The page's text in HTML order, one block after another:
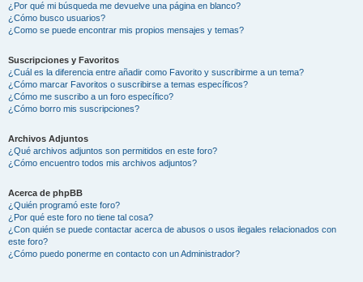
¿Por qué mi búsqueda me devuelve una página en blanco?
¿Cómo busco usuarios?
¿Como se puede encontrar mis propios mensajes y temas?
Suscripciones y Favoritos
¿Cuál es la diferencia entre añadir como Favorito y suscribirme a un tema?
¿Cómo marcar Favoritos o suscribirse a temas específicos?
¿Cómo me suscribo a un foro específico?
¿Cómo borro mis suscripciones?
Archivos Adjuntos
¿Qué archivos adjuntos son permitidos en este foro?
¿Cómo encuentro todos mis archivos adjuntos?
Acerca de phpBB
¿Quién programó este foro?
¿Por qué este foro no tiene tal cosa?
¿Con quién se puede contactar acerca de abusos o usos ilegales relacionados con
este foro?
¿Cómo puedo ponerme en contacto con un Administrador?